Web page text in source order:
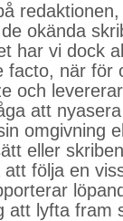
okända
har vi dock
facto, när för
och
att
omgivning
eller
följa en
att lyfta fram